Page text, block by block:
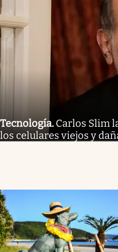
Tecnología. Carlos Slim
los celulares viejos y